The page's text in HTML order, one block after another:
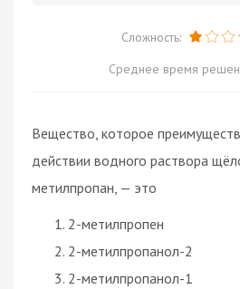
Сложность:
Среднее время
Вещество, которое
действии водного раствора
метилпропан, — это
2-метилпропен
2-метилпропанол-2
2-метилпропанол-1